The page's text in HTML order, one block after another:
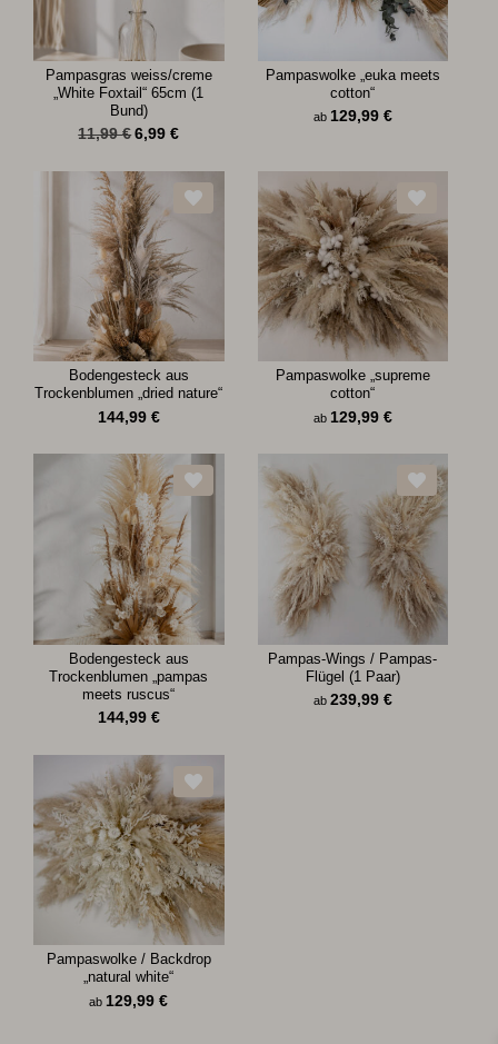
Pampasgras weiss/creme
„White Foxtail“ 65cm (1
Bund)
11,99€6,99€
Pampaswolke „euka meets
cotton“
ab 129,99 €
Bodengesteck aus
Trockenblumen „dried nature“
144,99 €
Pampaswolke „supreme
cotton“
ab 129,99 €
Bodengesteck aus
Trockenblumen „pampas
meets ruscus“
144,99 €
Pampas-Wings / Pampas-
Flügel (1 Paar)
ab 239,99 €
Pampaswolke / Backdrop
„natural white“
ab 129,99€